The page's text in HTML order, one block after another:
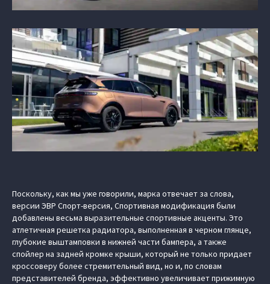
Поскольку, как мы уже говорили, марка отвечает за слова,
версии ЭВР Спорт-версия, Спортивная модификация были
добавлены весьма выразительные спортивные акценты. Это
атлетичная решетка радиатора, выполненная в черном глянце,
глубокие выштамповки в нижней части бампера, а также
спойлер на задней кромке крыши, который не только придает
кроссоверу более стремительный вид, но и, по словам
представителей бренда, эффективно увеличивает прижимную